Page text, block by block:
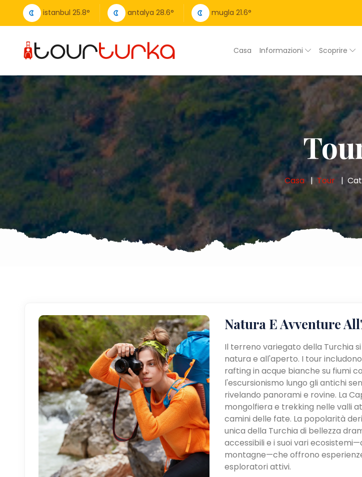
istanbul 25.8° antalya 28.6° mugla 21.6°
Casa Informazioni Scoprire
Casa Tour
Natura E Avventure
Il terreno variegato della Turchia
natura e all'aperto. I tour
rafting in acque bianche su fiumi
l'escursionismo lungo gli antichi
rivelando panorami e rovine. La
mongolfiera e trekking nelle valli
camini delle fate. La popolarità
unica della Turchia di bellezza
accessibili e i suoi vari
montagne—che offrono
esploratori attivi.